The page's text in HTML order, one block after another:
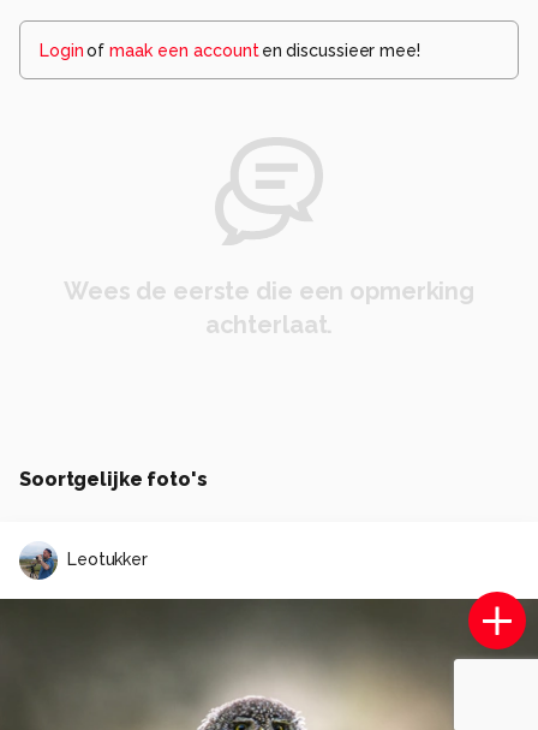
Loginof maak een account en discussieer mee!
Wees de eerste die een opmerking
achterlaat.
Soortgelijke foto's
Leotukker